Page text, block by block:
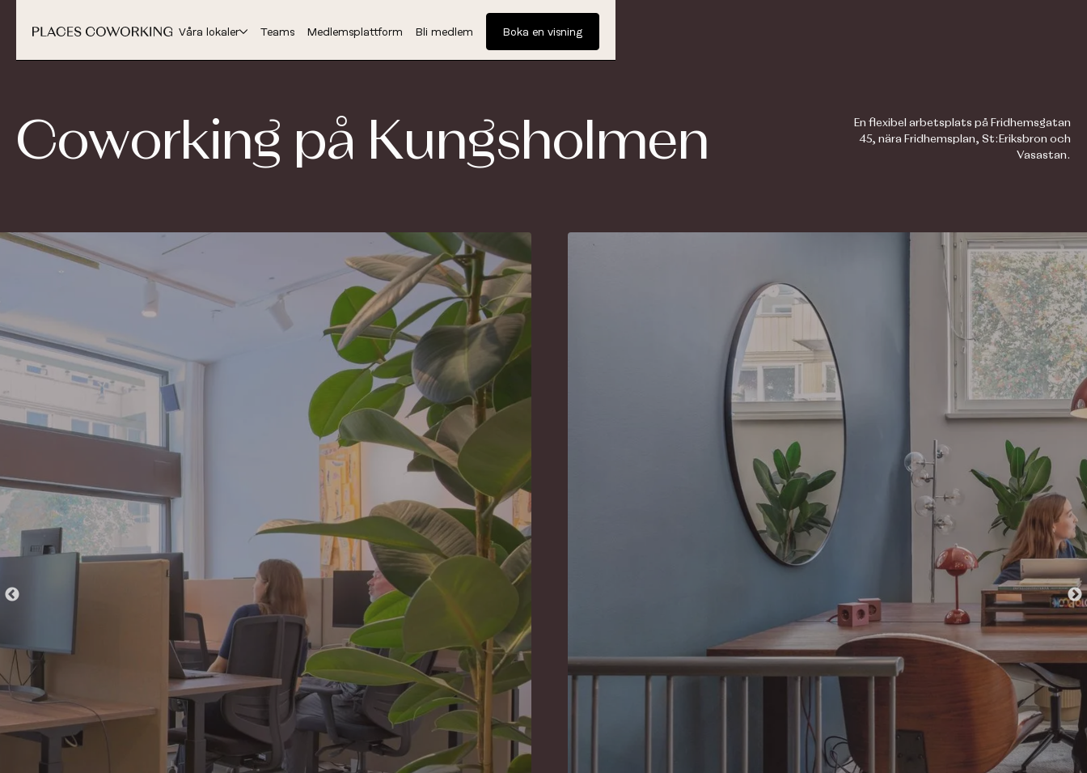
Våra lokaler Teams Medlemsplattform Bli medlem Boka en visning
Coworking på Kungsholmen
En flexibel arbetsplats på Fridhemsgatan
45, nära Fridhemsplan, St:Eriksbron och
Vasastan.